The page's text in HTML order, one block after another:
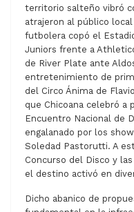
territorio salteño vibró
atrajeron al público
futbolera copó el
Juniors frente a
de River Plate ante
entretenimiento de
del Circo Ánima de
que Chicoana celebró a
Encuentro Nacional de
engalanado por los
Soledad Pastorutti. A
Concurso del Disco y
el destino activó en
Dicho abanico de